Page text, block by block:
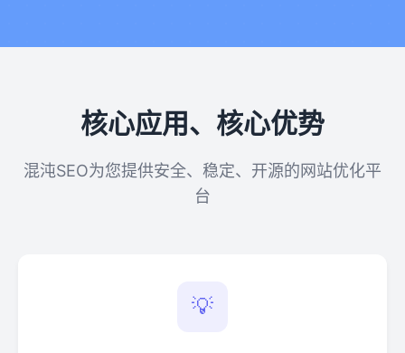
核心应用、核心优势
混沌SEO为您提供安全、稳定、开源的网站优化平
台
💡